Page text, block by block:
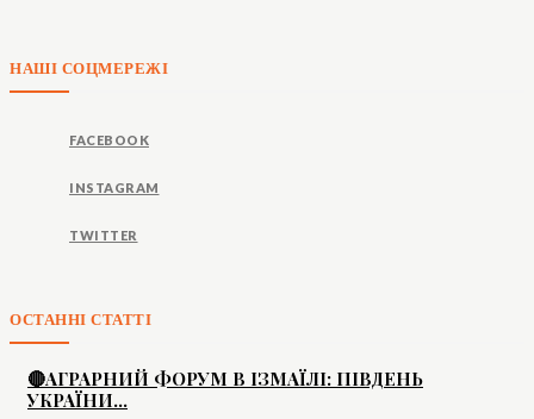
НАШІ СОЦМЕРЕЖІ
FACEBOOK
INSTAGRAM
TWITTER
ОСТАННІ СТАТТІ
🔴АГРАРНИЙ ФОРУМ В ІЗМАЇЛІ: ПІВДЕНЬ
УКРАЇНИ...